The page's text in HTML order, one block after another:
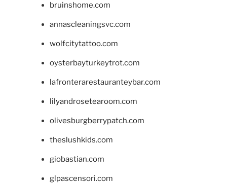
bruinshome.com
annascleaningsvc.com
wolfcitytattoo.com
oysterbayturkeytrot.com
lafronterarestauranteybar.com
lilyandrosetearoom.com
olivesburgberrypatch.com
theslushkids.com
giobastian.com
glpascensori.com